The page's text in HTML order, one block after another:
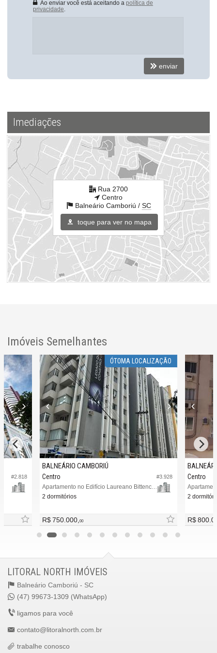
Ao enviar você está aceitando a política de
privacidade
enviar
Imediações
Rua 2700
Centro
Balneário Camboriú / SC
toque para ver no mapa
Imóveis Semelhantes
#2.818
ÓTOMA LOCALIZAÇÃO
#3.928
BALNEÁRIO CAMBORIÚ
Centro
Apartamento no Edifício Laureano Bittencourt
2 dormitórios
R$ 750.000, 00
Centro
2
R$
LITORAL NORTH IMÓVEIS
Balneário Camboriú - SC
(47) 99673-1309 (WhatsApp)
ligamos para você
contato@litoralnorth.com.br
trabalhe conosco